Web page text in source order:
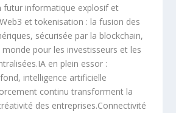
futur informatique explosif et
et tokenisation : la fusion des
sécurisée par la blockchain,
pour les investisseurs et les
en plein essor :
intelligence artificielle
continu transforment la
des entreprises.Connectivité